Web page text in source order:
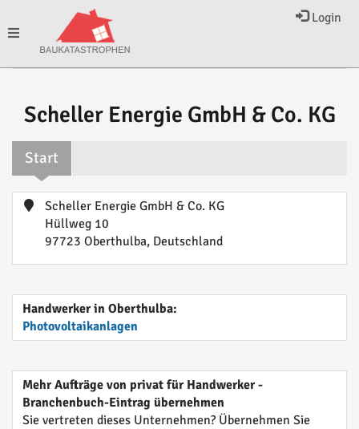
Login
Toggle
Scheller Energie GmbH & Co. KG
Start
Scheller Energie GmbH & Co. KG
Hüllweg 10
97723 Oberthulba, Deutschland
Handwerker in Oberthulba:
Photovoltaikanlagen
Mehr Aufträge von privat für Handwerker -
Branchenbuch-Eintrag übernehmen
Sie vertreten dieses Unternehmen? Übernehmen Sie